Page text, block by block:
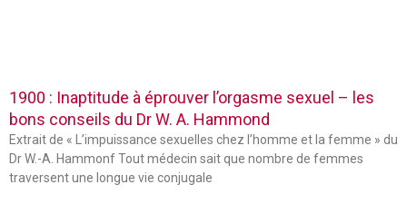
1900 : Inaptitude à éprouver l’orgasme sexuel – les
bons conseils du Dr W. A. Hammond
Extrait de « L’impuissance sexuelles chez l’homme et la femme » du
Dr W.-A. Hammonf Tout médecin sait que nombre de femmes
traversent une longue vie conjugale